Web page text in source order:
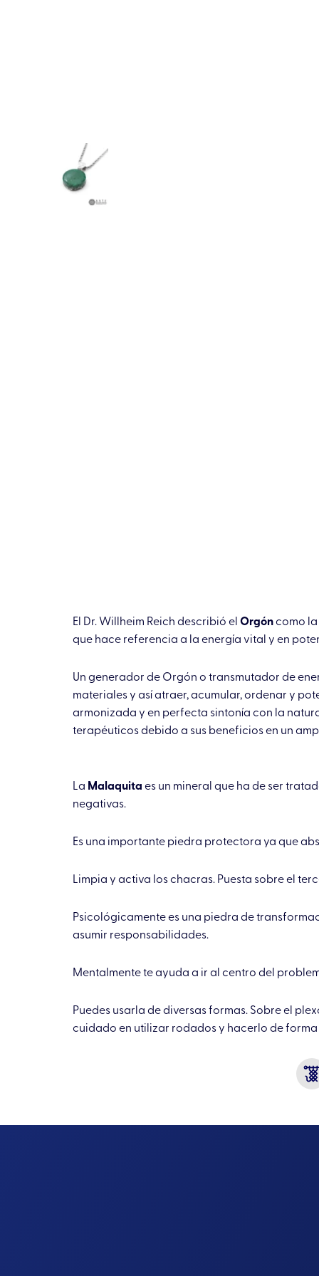
El Dr. Willheim Reich describió el Orgón como
que hace referencia a la energía vital y en
Un generador de Orgón o transmutador de
materiales y así atraer, acumular, ordenar y
armonizada y en perfecta sintonía con la
terapéuticos debido a sus beneficios en un
La Malaquita es un mineral que ha de ser
negativas.
Es una importante piedra protectora ya que
Limpia y activa los chacras. Puesta sobre el
Psicológicamente es una piedra de
asumir responsabilidades.
Mentalmente te ayuda a ir al centro del
Puedes usarla de diversas formas. Sobre el
cuidado en utilizar rodados y hacerlo de